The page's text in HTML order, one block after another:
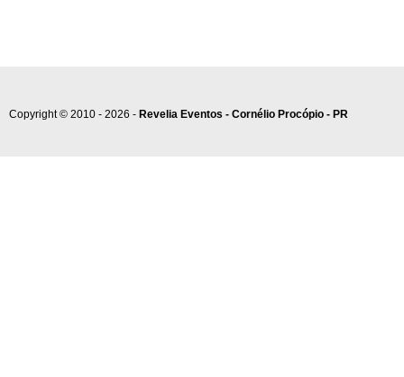
Copyright © 2010 - 2026 - Revelia Eventos - Cornélio Procópio - PR